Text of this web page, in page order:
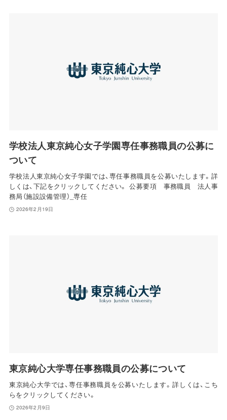
学校法人東京純心女子学園専任事務職員の公募に
ついて
学校法人東京純心女子学園では、専任事務職員を公募いたします。詳
しくは、下記をクリックしてください。 公募要項 事務職員 法人事
務局（施設設備管理）_専任
2026年2月19日
東京純心大学専任事務職員の公募について
東京純心大学では、専任事務職員を公募いたします。詳しくは、こち
らをクリックしてください。
2026年2月9日